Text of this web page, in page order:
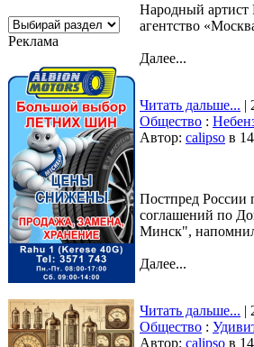
Реклама
Народный артист
агентство
Далее...
Читать дальше... |
Общество :
Автор: calipso в
Постпред
соглашений по
Минск",
Далее...
Читать дальше... |
Общество :
Автор: calipso в